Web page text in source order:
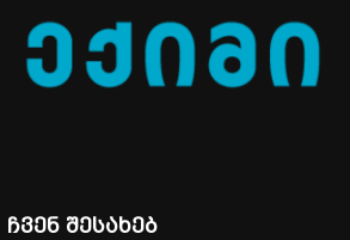
ჩვენ შესახებ